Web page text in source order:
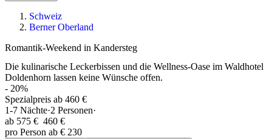
Schweiz
Berner Oberland
Romantik-Weekend in Kandersteg
Die kulinarische Leckerbissen und die Wellness-Oase im Waldhotel
Doldenhorn lassen keine Wünsche offen.
- 20%
Spezialpreis ab 460 €
1-7 Nächte·2 Personen·
ab 575 € 460 €
pro Person ab € 230